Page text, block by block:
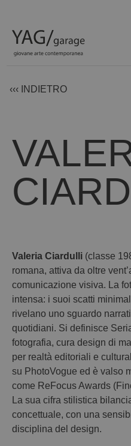
‹‹‹ INDIETRO
Valeria Ciardulli (classe
romana, attiva da oltre
comunicazione visiva. La
intensa: i suoi scatti
rivelano uno sguardo
quotidiani. Si definisce
fotografia, cura design di
per realtà editoriali e
su PhotoVogue ed è valso
come ReFocus Awards
La sua cifra stilistica
concettuale, con una
disciplina del design.